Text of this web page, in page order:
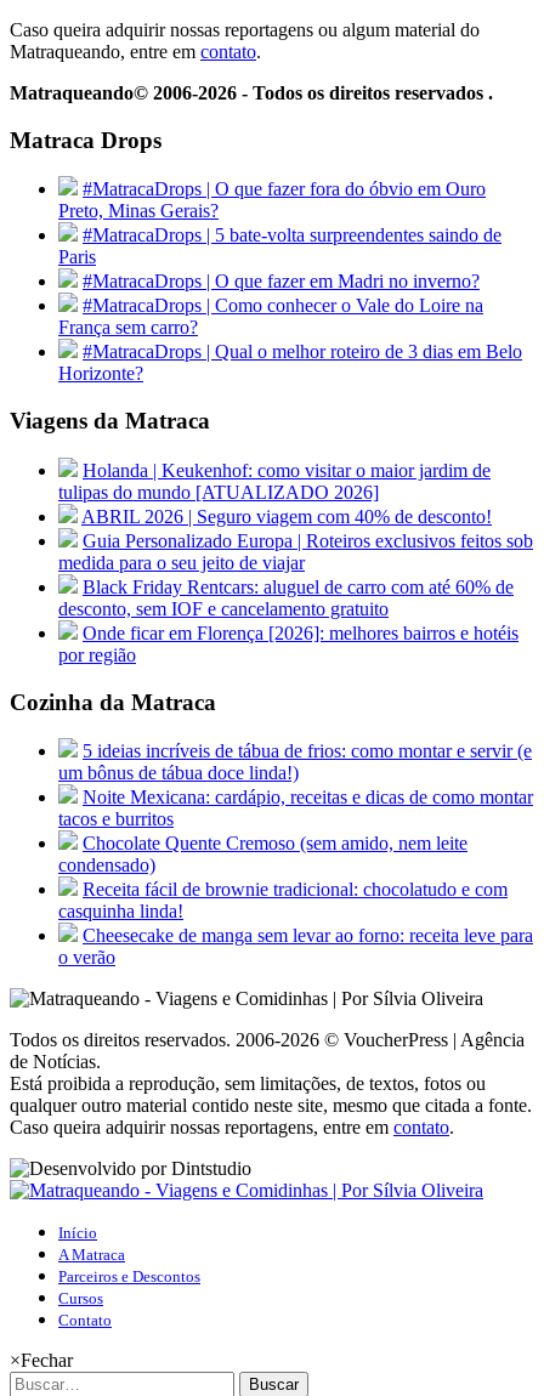
Caso queira adquirir nossas reportagens ou algum material do
Matraqueando, entre em contato.
Matraqueando© 2006-2026 - Todos os direitos reservados .
Matraca Drops
#MatracaDrops | O que fazer fora do óbvio em Ouro
Preto, Minas Gerais?
#MatracaDrops | 5 bate-volta surpreendentes saindo de
Paris
#MatracaDrops | O que fazer em Madri no inverno?
#MatracaDrops | Como conhecer o Vale do Loire na
França sem carro?
#MatracaDrops | Qual o melhor roteiro de 3 dias em Belo
Horizonte?
Viagens da Matraca
Holanda | Keukenhof: como visitar o maior jardim de
tulipas do mundo [ATUALIZADO 2026]
ABRIL 2026 | Seguro viagem com 40% de desconto!
Guia Personalizado Europa | Roteiros exclusivos feitos sob
medida para o seu jeito de viajar
Black Friday Rentcars: aluguel de carro com até 60% de
desconto, sem IOF e cancelamento gratuito
Onde ficar em Florença [2026]: melhores bairros e hotéis
por região
Cozinha da Matraca
5 ideias incríveis de tábua de frios: como montar e servir (e
um bônus de tábua doce linda!)
Noite Mexicana: cardápio, receitas e dicas de como montar
tacos e burritos
Chocolate Quente Cremoso (sem amido, nem leite
condensado)
Receita fácil de brownie tradicional: chocolatudo e com
casquinha linda!
Cheesecake de manga sem levar ao forno: receita leve para
o verão
Todos os direitos reservados. 2006-2026 © VoucherPress | Agência
de Notícias.
Está proibida a reprodução, sem limitações, de textos, fotos ou
qualquer outro material contido neste site, mesmo que citada a fonte.
Caso queira adquirir nossas reportagens, entre em contato.
Início
A Matraca
Parceiros e Descontos
Cursos
Contato
×Fechar
Buscar